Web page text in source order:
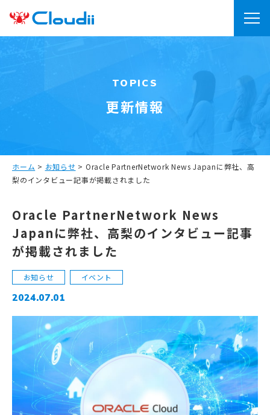
TOPICS
更新情報
ホーム > お知らせ > Oracle PartnerNetwork News Japanに弊社、高
梨のインタビュー記事が掲載されました
Oracle PartnerNetwork News
Japanに弊社、高梨のインタビュー記事
が掲載されました
お知らせ イベント
2024.07.01